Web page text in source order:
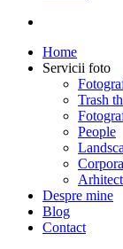
Home
Servicii foto
Trash
People
Despre mine
Blog
Contact